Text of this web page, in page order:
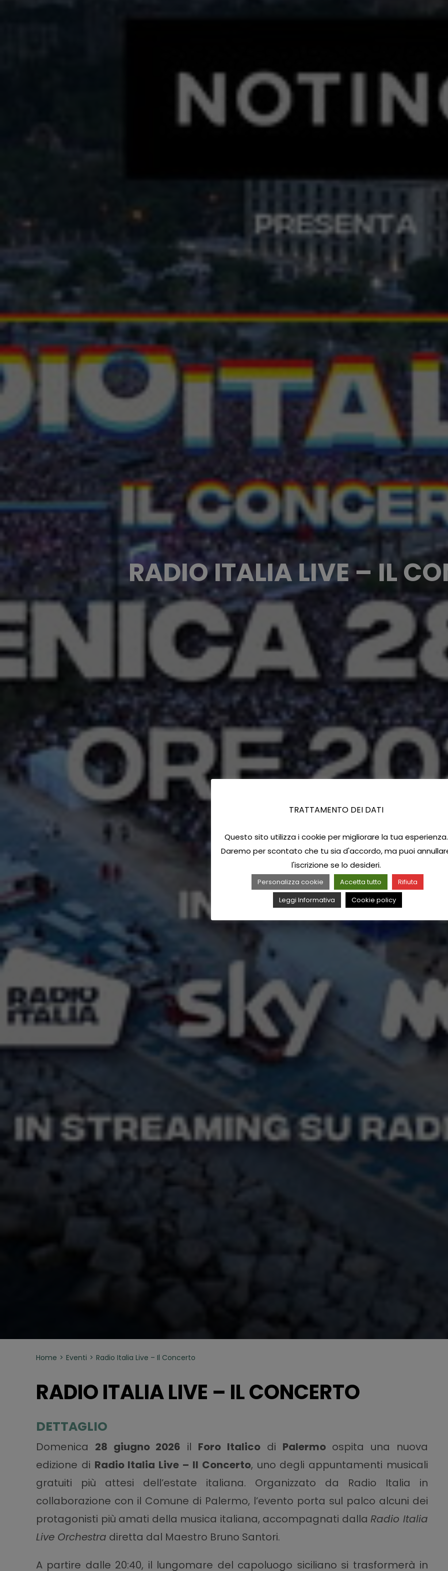
RADIO ITALIA LIVE – IL
Home Eventi Radio Italia Live – Il Concerto
RADIO ITALIA LIVE – IL CONCERTO
DETTAGLIO
Domenica 28 giugno 2026 il Foro Italicodi Palermoospita una nuova
edizione di Radio Italia Live – Il Concerto, uno degli appuntamenti musicali
gratuiti più attesi dell’estate italiana. Organizzato da Radio Italia in
collaborazione con il Comune di Palermo, l’evento porta sul palco alcuni dei
protagonisti più amati della musica italiana, accompagnati dallaRadio Italia
Live Orchestra diretta dal Maestro Bruno Santori.
A partire dalle 20:40, il lungomare del capoluogo siciliano si trasformerà in
TRATTAMENTO DEI DATI
Questo sito utilizza i cookie per migliorare la tua esperienza.
Daremo per scontato che tu sia d'accordo, ma puoi
l'iscrizione se lo desideri.
Personalizza cookie Accetta tutto
Rifiuta
Leggi Informativa
Cookie policy